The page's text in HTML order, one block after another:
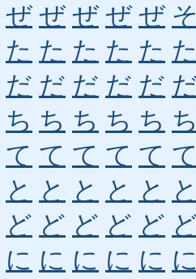
ぜ ぜ ぜ ぜ ぜ
た た た た た
だ だ だ だ だ
ち ち ち ち ち
て て て て て
と と と と と
ど ど ど ど ど
に に に に に